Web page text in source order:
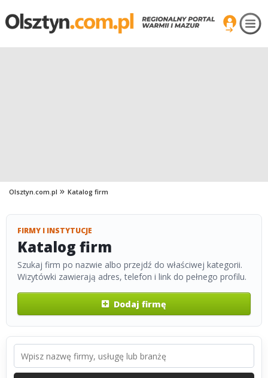
Olsztyn.com.pl Katalog firm
FIRMY I INSTYTUCJE
Katalog firm
Szukaj firm po nazwie albo przejdź do właściwej kategorii.
Wizytówki zawierają adres, telefon i link do pełnego profilu.
Dodaj firmę